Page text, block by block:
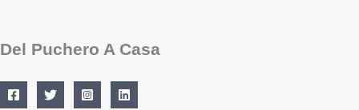
Del Puchero A Casa